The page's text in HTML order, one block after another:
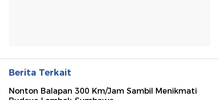
Berita Terkait
Nonton Balapan 300 Km/Jam Sambil Menikmati